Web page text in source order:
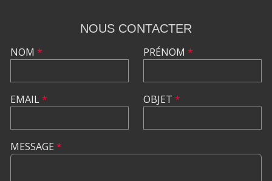
NOUS CONTACTER
NOM *
EMAIL*
PRÉNOM *
OBJET *
MESSAGE *